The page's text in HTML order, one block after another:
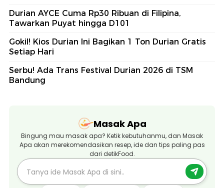
Durian AYCE Cuma Rp30 Ribuan di Filipina,
Tawarkan Puyat hingga D101
Gokil! Kios Durian Ini Bagikan 1 Ton Durian Gratis
Setiap Hari
Serbu! Ada Trans Festival Durian 2026 di TSM
Bandung
Masak Apa
Bingung mau masak apa? Ketik kebutuhanmu, dan Masak
Apa akan merekomendasikan resep, ide dan tips paling pas
dari detikFood.